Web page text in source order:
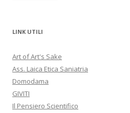
LINK UTILI
Art of Art's Sake
Ass. Laica Etica Saniatria
Domodama
GIVITI
Il Pensiero Scientifico